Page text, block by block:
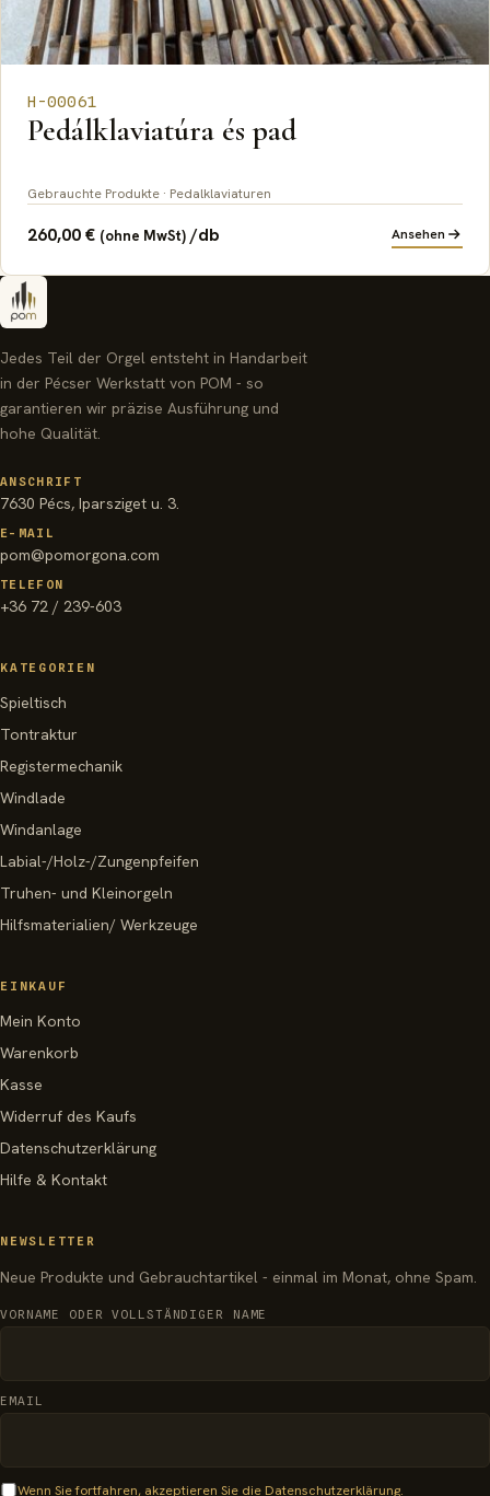
H-00061
Pedálklaviatúra és pad
Gebrauchte Produkte · Pedalklaviaturen
260,00€ (ohne MwSt) /db Ansehen
Jedes Teil der Orgel entsteht in Handarbeit
in der Pécser Werkstatt von POM - so
garantieren wir präzise Ausführung und
hohe Qualität.
ANSCHRIFT
7630 Pécs, Iparsziget u. 3.
E-MAIL
pom@pomorgona.com
TELEFON
+36 72 / 239-603
KATEGORIEN
Spieltisch
Tontraktur
Registermechanik
Windlade
Windanlage
Labial-/Holz-/Zungenpfeifen
Truhen- und Kleinorgeln
Hilfsmaterialien/ Werkzeuge
EINKAUF
Mein Konto
Warenkorb
Kasse
Widerruf des Kaufs
Datenschutzerklärung
Hilfe & Kontakt
NEWSLETTER
Neue Produkte und Gebrauchtartikel - einmal im Monat, ohne Spam.
VORNAME ODER VOLLSTÄNDIGER NAME
EMAIL
Wenn Sie fortfahren, akzeptieren Sie die Datenschutzerklärung.